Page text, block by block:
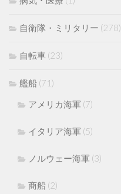
自衛隊・ミリタリー (278)
自転車 (23)
艦船 (71)
アメリカ海軍 (7)
イタリア海軍 (5)
ノルウェー海軍 (3)
商船 (2)